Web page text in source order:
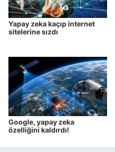
Yapay zeka kaçıp internet
sitelerine sızdı
Google, yapay zeka
özelliğini kaldırdı!